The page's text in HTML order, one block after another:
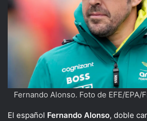
Fernando Alonso. Foto de EFE/EPA/
El español Fernando Alonso, doble